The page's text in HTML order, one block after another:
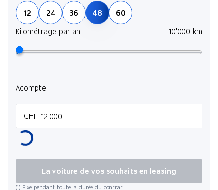
12 24 36 48
60
Kilométrage par an
10'000 km
Acompte
CHF
(1) Fixe pendant toute la durée du contrat.
La voiture de vos souhaits en leasing